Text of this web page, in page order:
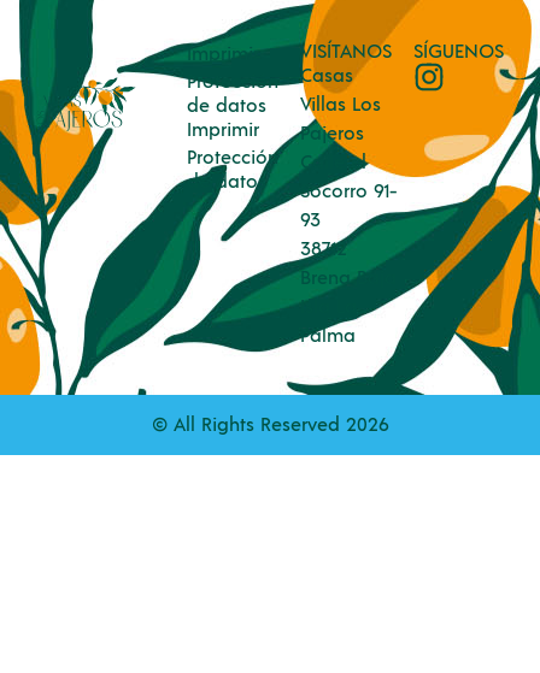
Imprimir
Protección
de datos
Imprimir
Protección
de datos
VISÍTANOS
Casas
Villas Los
Pajeros
Calle el
Socorro 91-
93
38712
Brena Baja
Isla La
Palma
SÍGUENOS
© All Rights Reserved 2026